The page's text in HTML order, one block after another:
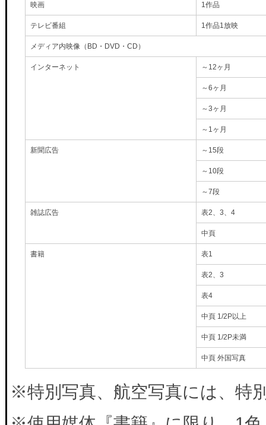
映画 1作品
テレビ番組 1作品1放映
メディア内映像（BD・DVD・CD）
インターネット ～12ヶ月
～6ヶ月
～3ヶ月
～1ヶ月
新聞広告 ～15段
～10段
～7段
雑誌広告 表2、3、4
中頁
書籍 表1
表2、3
表4
中頁 1/2P以上
中頁 1/2P未満
中頁 外国写真
※特別写真、航空写真には、特